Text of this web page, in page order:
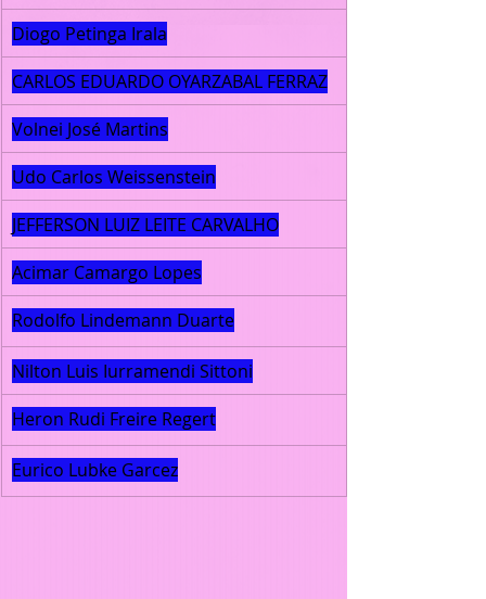
Diogo Petinga Irala
CARLOS EDUARDO OYARZABAL FERRAZ
Volnei José Martins
Udo Carlos Weissenstein
JEFFERSON LUIZ LEITE CARVALHO
Acimar Camargo Lopes
Rodolfo Lindemann Duarte
Nilton Luis Iurramendi Sittoni
Heron Rudi Freire Regert
Eurico Lubke Garcez